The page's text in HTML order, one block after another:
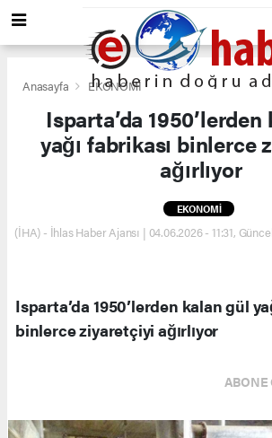
Anasayfa EKONOMİ
Isparta’da
yağı fabrikası binlerce
ağırlıyor
EKONOMİ
(İHA) - İhlas Haber Ajansı | 04.06.2026 - 11:31,
Isparta’da 1950’lerden kalan gül
binlerce ziyaretçiyi ağırlıyor
ABONE